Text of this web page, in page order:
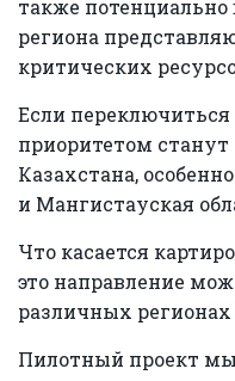
также потенциально
региона
критических
Если переключиться
приоритетом
Казахстана,
и Мангистауская
Что касается
это направление
различных
Пилотный проект